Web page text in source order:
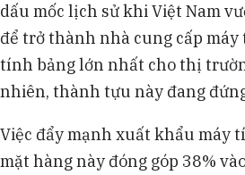
dấu mốc lịch sử khi Việt Nam
để trở thành nhà cung cấp
tính bảng lớn nhất cho thị
nhiên, thành tựu này đang
Việc đẩy mạnh xuất khẩu máy
mặt hàng này đóng góp 38%